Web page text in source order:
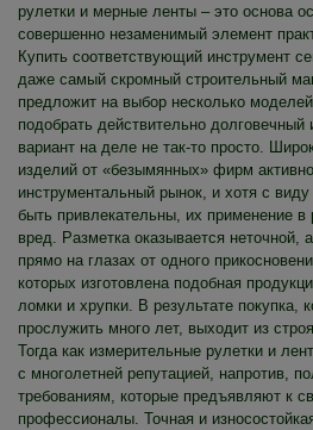
рулетки и мерные ленты – это основа
совершенно незаменимый элемент
Купить соответствующий инструмент
даже самый скромный строительный
предложит на выбор несколько
подобрать действительно
вариант на деле не так-то просто.
изделий от «безымянных» фирм
инструментальный рынок, и хотя с
быть привлекательны, их применение в
вред. Разметка оказывается неточной,
прямо на глазах от одного
которых изготовлена подобная
ломки и хрупки. В результате покупка,
прослужить много лет, выходит из
Тогда как измерительные рулетки и
с многолетней репутацией, напротив,
требованиям, которые предъявляют к
профессионалы. Точная и